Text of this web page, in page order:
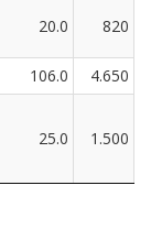
20.0 820
106.0
4.650
25.0 1.500